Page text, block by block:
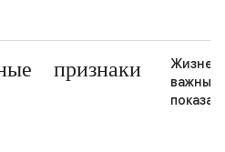
признаки
важные